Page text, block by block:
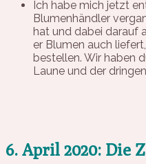
Ich habe mich jetzt
Blumenhändler
hat und dabei darauf
er Blumen auch
bestellen. Wir haben
Laune und der
6. April 2020: Die